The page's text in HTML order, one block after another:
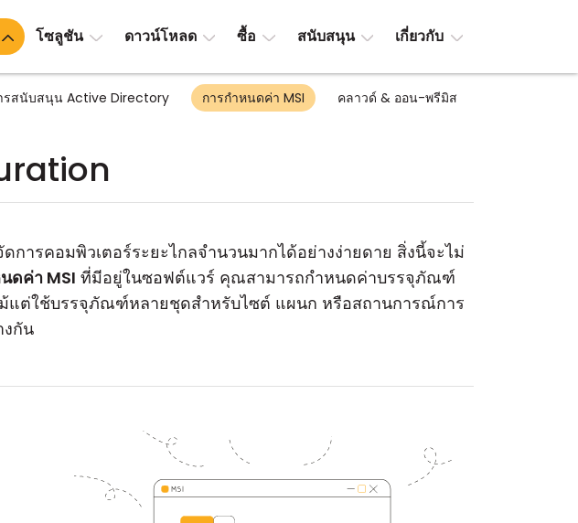
โซลูชัน ดาวน์โหลด ซื้อ สนับสนุน เกี่ยวกับ
รสนับสนุน Active Directory การกำหนดค่า MSI คลาวด์ & ออน-พรีมิส
ารคอมพิวเตอร์ระยะไกลจำนวนมากได้อย่างง่ายดาย สิ่งนี้จะไม่
ดค่า MSI ที่มีอยู่ในซอฟต์แวร์ คุณสามารถกำหนดค่าบรรจุภัณฑ์
แต่ใช้บรรจุภัณฑ์หลายชุดสำหรับไซต์ แผนก หรือสถานการณ์การ
กัน